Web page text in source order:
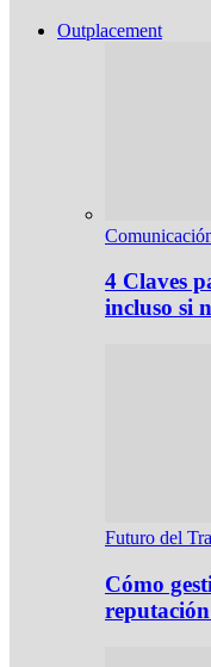
Outplacement
4 Claves
incluso si
Futuro del
Cómo